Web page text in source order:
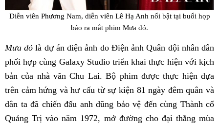
Diễn viên Phương Nam, diễn viên Lê Hạ Anh nổi bật tại buổi họp
báo ra mắt phim Mưa đỏ.
Mưa đỏ là dự án điện ảnh do Điện ảnh Quân đội nhân dân
phối hợp cùng Galaxy Studio triển khai thực hiện với kịch
bản của nhà văn Chu Lai. Bộ phim được thực hiện dựa
trên cảm hứng và hư cấu từ sự kiện 81 ngày đêm quân và
dân ta đã chiến đấu anh dũng bảo vệ đến cùng Thành cổ
Quảng Trị vào năm 1972, mở đường cho đại thắng mùa